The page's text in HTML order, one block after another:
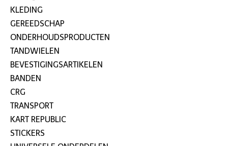
KLEDING
GEREEDSCHAP
ONDERHOUDSPRODUCTEN
TANDWIELEN
BEVESTIGINGSARTIKELEN
BANDEN
CRG
TRANSPORT
KART REPUBLIC
STICKERS